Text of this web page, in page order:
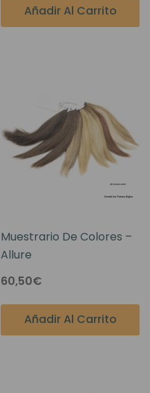
Añadir Al Carrito
Muestrario De Colores –
Allure
60,50€
Añadir Al Carrito